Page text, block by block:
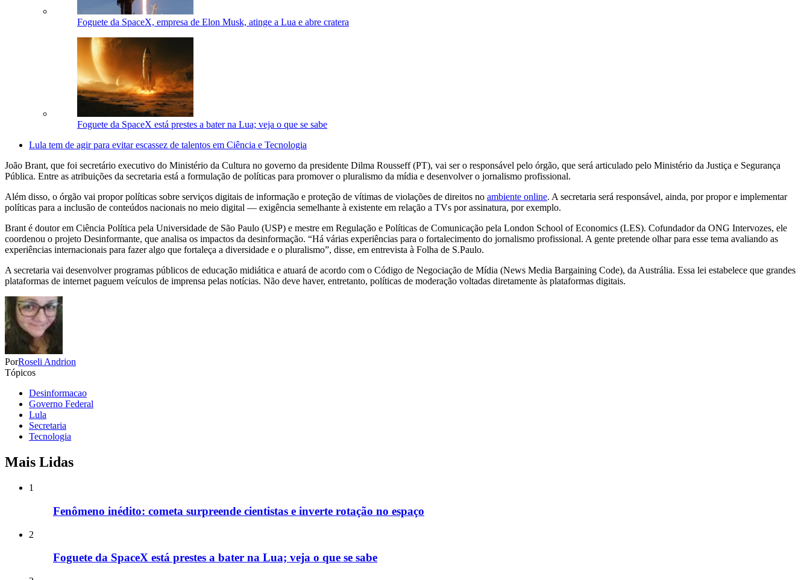
Foguete da SpaceX, empresa de Elon Musk, atinge a Lua e abre cratera
Foguete da SpaceX está prestes a bater na Lua; veja o que se sabe
Lula tem de agir para evitar escassez de talentos em Ciência e Tecnologia
João Brant, que foi secretário executivo do Ministério da Cultura no governo da presidente Dilma Rousseff (PT), vai ser o responsável pelo órgão, que será articulado pelo Ministério da Justiça e Segurança
Pública. Entre as atribuições da secretaria está a formulação de políticas para promover o pluralismo da mídia e desenvolver o jornalismo profissional.
Além disso, o órgão vai propor políticas sobre serviços digitais de informação e proteção de vítimas de violações de direitos no ambiente online. A secretaria será responsável, ainda, por propor e implementar
políticas para a inclusão de conteúdos nacionais no meio digital — exigência semelhante à existente em relação a TVs por assinatura, por exemplo.
Brant é doutor em Ciência Política pela Universidade de São Paulo (USP) e mestre em Regulação e Políticas de Comunicação pela London School of Economics (LES). Cofundador da ONG Intervozes, ele
coordenou o projeto Desinformante, que analisa os impactos da desinformação. “Há várias experiências para o fortalecimento do jornalismo profissional. A gente pretende olhar para esse tema avaliando as
experiências internacionais para fazer algo que fortaleça a diversidade e o pluralismo”, disse, em entrevista à Folha de S.Paulo.
A secretaria vai desenvolver programas públicos de educação midiática e atuará de acordo com o Código de Negociação de Mídia (News Media Bargaining Code), da Austrália. Essa lei estabelece que grandes
plataformas de internet paguem veículos de imprensa pelas notícias. Não deve haver, entretanto, políticas de moderação voltadas diretamente às plataformas digitais.
PorRoseli Andrion
Tópicos
Desinformacao
Governo Federal
Lula
Secretaria
Tecnologia
Mais Lidas
1
Fenômeno inédito: cometa surpreende cientistas e inverte rotação no espaço
2
Foguete da SpaceX está prestes a bater na Lua; veja o que se sabe